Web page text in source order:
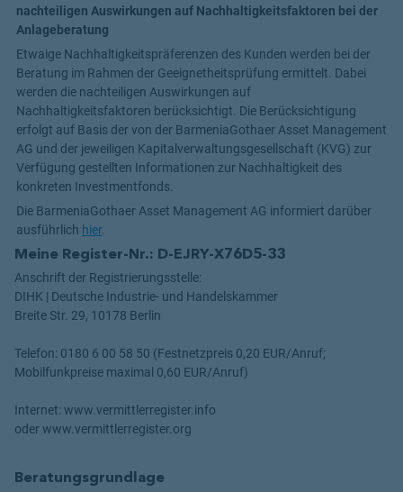
nachteiligen Auswirkungen auf Nachhaltigkeitsfaktoren bei der
Anlageberatung
Etwaige Nachhaltigkeitspräferenzen des Kunden werden bei der
Beratung im Rahmen der Geeignetheitsprüfung ermittelt. Dabei
werden die nachteiligen Auswirkungen auf
Nachhaltigkeitsfaktoren berücksichtigt. Die Berücksichtigung
erfolgt auf Basis der von der BarmeniaGothaer Asset Management
AG und der jeweiligen Kapitalverwaltungsgesellschaft (KVG) zur
Verfügung gestellten Informationen zur Nachhaltigkeit des
konkreten Investmentfonds.
Die BarmeniaGothaer Asset Management AG informiert darüber
ausführlich hier.
Meine Register-Nr.: D-EJRY-X76D5-33
Anschrift der Registrierungsstelle:
DIHK | Deutsche Industrie- und Handelskammer
Breite Str. 29, 10178 Berlin
Telefon: 0180 6 00 58 50 (Festnetzpreis 0,20 EUR/Anruf;
Mobilfunkpreise maximal 0,60 EUR/Anruf)
Internet: www.vermittlerregister.info
oder www.vermittlerregister.org
Beratungsgrundlage